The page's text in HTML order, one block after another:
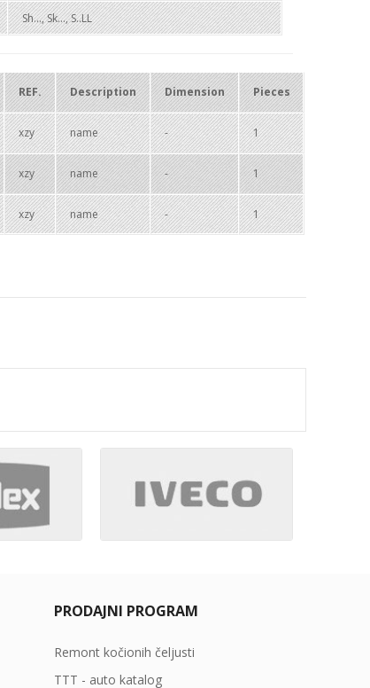
Sh..., Sk..., S..LL
REF. Description Dimension Pieces
xzy name - 1
xzy name - 1
xzy name - 1
PRODAJNI PROGRAM
Remont kočionih čeljusti
TTT - auto katalog